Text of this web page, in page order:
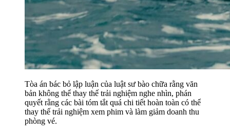
Tòa án bác bỏ lập luận của luật sư bào chữa rằng văn
bản không thể thay thế trải nghiệm nghe nhìn, phán
quyết rằng các bài tóm tắt quá chi tiết hoàn toàn có thể
thay thế trải nghiệm xem phim và làm giảm doanh thu
phòng vé.